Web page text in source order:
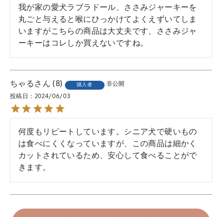
我が家の愛犬ラブラドール、ささみジャーキーを
丸ごと与えると喉にひっかけてよくえずいてしま
いますがこちらの商品は大丈夫です、ささみジャ
ーキーはコレしか買えないですね。
ちゃる 8 購入者 非公開
投稿日 2024/06/03
何度もリピートしています。シニア犬で硬いもの
は食べにくくなっていますが、この商品は細かく
カットされているため、安心して食べることがで
きます。